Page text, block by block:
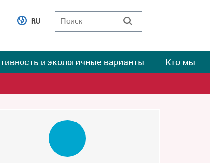
и экологичные варианты Кто мы
RU